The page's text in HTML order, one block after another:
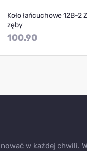
Koło łańcuchowe 12B-2
zęby
100.90
w każdej chwili.